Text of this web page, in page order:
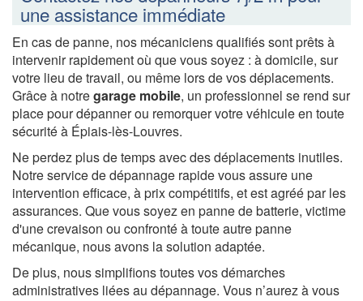
une assistance immédiate
En cas de panne, nos mécaniciens qualifiés sont prêts à
intervenir rapidement où que vous soyez : à domicile, sur
votre lieu de travail, ou même lors de vos déplacements.
Grâce à notregarage mobile, un professionnel se rend sur
place pour dépanner ou remorquer votre véhicule en toute
sécurité à Épiais-lès-Louvres.
Ne perdez plus de temps avec des déplacements inutiles.
Notre service de dépannage rapide vous assure une
intervention efficace, à prix compétitifs, et est agréé par les
assurances. Que vous soyez en panne de batterie, victime
d'une crevaison ou confronté à toute autre panne
mécanique, nous avons la solution adaptée.
De plus, nous simplifions toutes vos démarches
administratives liées au dépannage. Vous n’aurez à vous